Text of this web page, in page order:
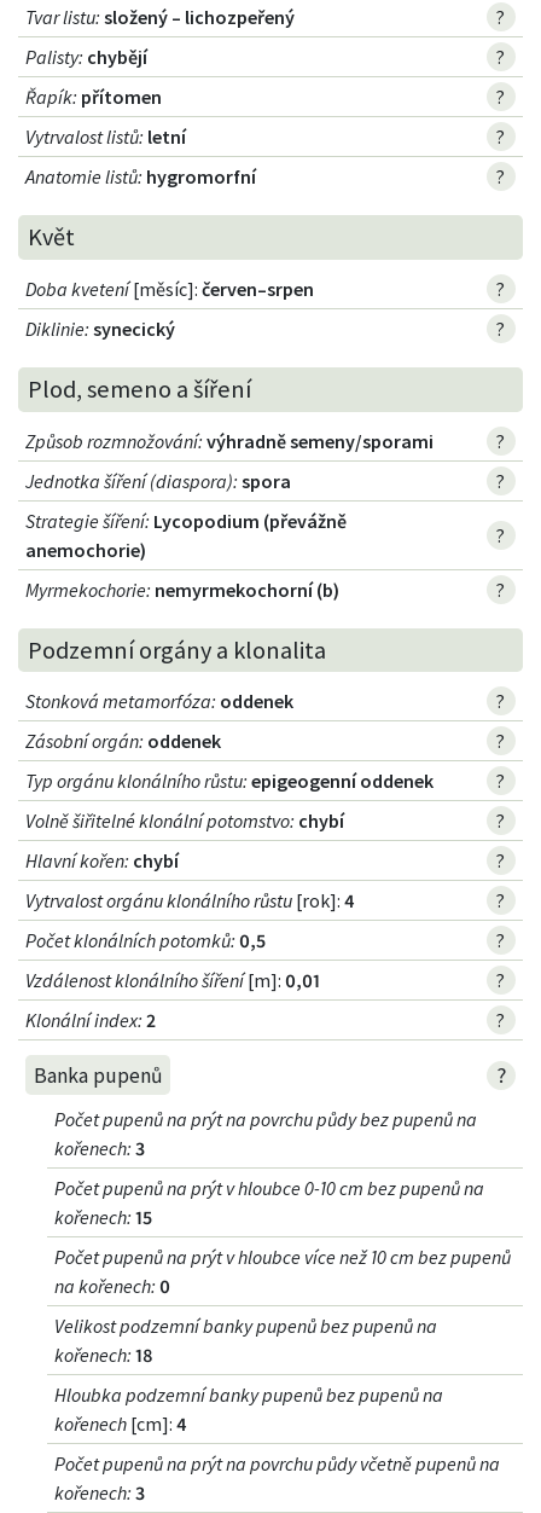
Tvar listu: složený – lichozpeřený
?
Palisty: chybějí
?
Řapík: přítomen
?
Vytrvalost listů: letní
?
Anatomie listů: hygromorfní ?
Květ
Doba kvetení[měsíc]: červen–srpen
?
Diklinie: synecický ?
Plod, semeno a šíření
Způsob rozmnožování: výhradně semeny/sporami
?
Jednotka šíření (diaspora): spora
?
Strategie šíření: Lycopodium (převážně
anemochorie)
?
Myrmekochorie: nemyrmekochorní (b) ?
Podzemní orgány a klonalita
Stonková metamorfóza: oddenek
?
Zásobní orgán: oddenek
?
Typ orgánu klonálního růstu: epigeogenní oddenek
?
Volně šiřitelné klonální potomstvo: chybí
?
Hlavní kořen: chybí
?
Vytrvalost orgánu klonálního růstu [rok]: 4
?
Počet klonálních potomků: 0,5
?
Vzdálenost klonálního šíření[m]: 0,01
?
Klonální index: 2 ?
Banka pupenů ?
Počet pupenů na prýt na povrchu půdy bez pupenů na
kořenech: 3
Počet pupenů na prýt v hloubce 0-10 cm bez pupenů na
kořenech: 15
Počet pupenů na prýt v hloubce více než 10 cm bez pupenů
na kořenech: 0
Velikost podzemní banky pupenů bez pupenů na
kořenech: 18
Hloubka podzemní banky pupenů bez pupenů na
kořenech [cm]: 4
Počet pupenů na prýt na povrchu půdy včetně pupenů na
kořenech: 3